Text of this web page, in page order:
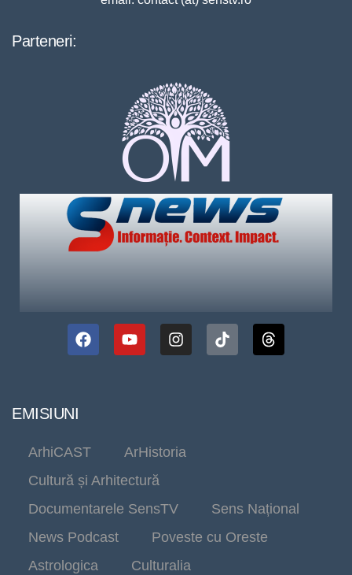
Parteneri:
EMISIUNI
ArhiCAST
ArHistoria
Cultură și Arhitectură
Documentarele SensTV
Sens Național
News Podcast
Poveste cu Oreste
Astrologica
Culturalia